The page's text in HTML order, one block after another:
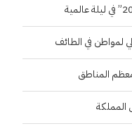
لمواطن في الطائف
المناطق